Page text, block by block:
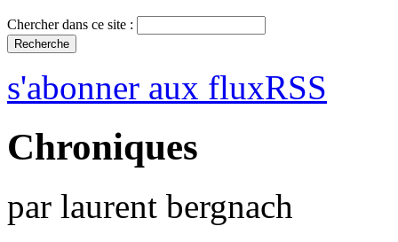
Chercher dans ce site :
s'abonner aux fluxRSS
Chroniques
par laurent bergnach